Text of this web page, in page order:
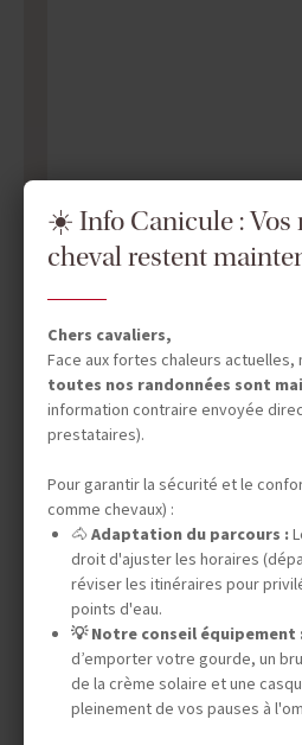
DATES &
TOURISME
☀️ Info Canicule : Vos
cheval restent
Chers cavaliers,
Face aux fortes chaleurs actuelles,
toutes nos randonnées sont
information contraire envoyée
prestataires).
Pour garantir la sécurité et le
comme chevaux) :
🐴 Adaptation du parcours :
droit d'ajuster les horaires
réviser les itinéraires pour
points d'eau.
💡 Notre conseil équipement
d’emporter votre gourde, un
de la crème solaire et une
pleinement de vos pauses à